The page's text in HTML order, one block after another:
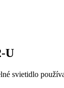
U
svietidlo